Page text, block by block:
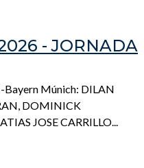
- JORNADA
Bayern Múnich: DILAN
DOMINICK
JOSE CARRILLO...